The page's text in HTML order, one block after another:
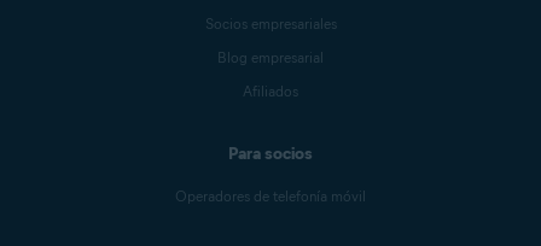
Socios empresariales
Blog empresarial
Afiliados
Para socios
Operadores de telefonía móvil